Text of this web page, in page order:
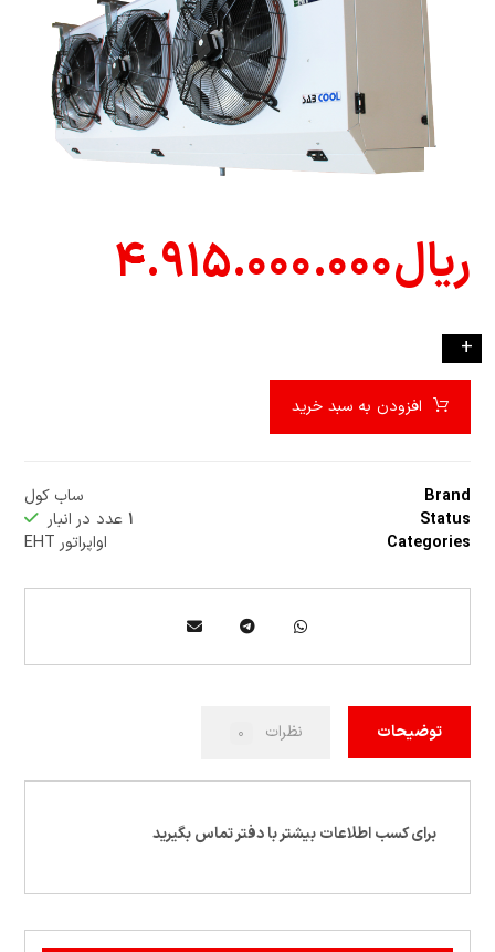
ریال۴.۹۱۵.۰۰۰.۰۰۰
+
افزودن به سبد خرید
Brand
ساب کول
Status
۱ عدد در انبار
Categories
اواپراتور EHT
توضیحات نظرات ۰
برای کسب اطلاعات بیشتر با دفتر تماس بگیرید